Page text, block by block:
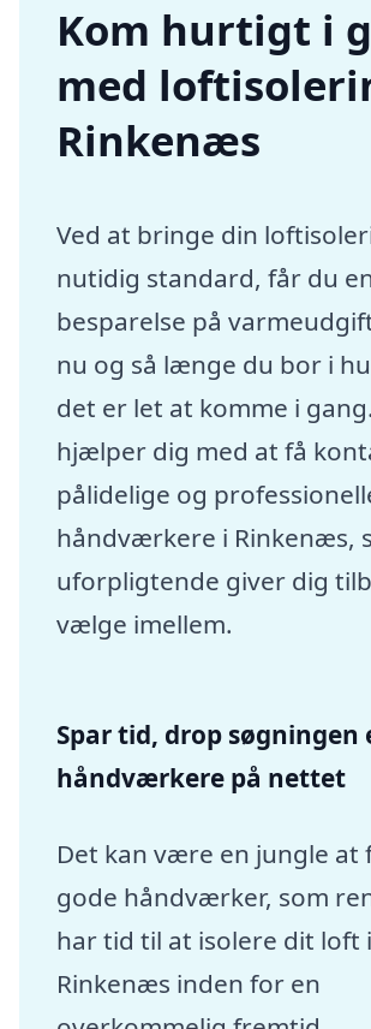
Kom hurtigt i
med
Rinkenæs
Ved at bringe din
nutidig standard, får du
besparelse på
nu og så længe du bor i
det er let at komme i
hjælper dig med at få
pålidelige og
håndværkere i Rinkenæs,
uforpligtende giver dig
vælge imellem.
Spar tid, drop søgningen
håndværkere på nettet
Det kan være en jungle at
gode håndværker, som
har tid til at isolere dit loft i
Rinkenæs inden for en